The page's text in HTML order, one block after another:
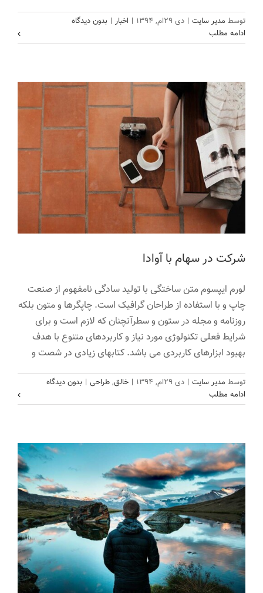
توسط مدیر سایت | دی ۲۹ام, ۱۳۹۴ | اخبار | بدون دیدگاه
ادامه مطلب
شرکت در سهام با آوادا
شرکت در سهام با آوادا
لورم ایپسوم متن ساختگی با تولید سادگی نامفهوم از صنعت
چاپ و با استفاده از طراحان گرافیک است. چاپگرها و متون بلکه
روزنامه و مجله در ستون و سطرآنچنان که لازم است و برای
شرایط فعلی تکنولوژی مورد نیاز و کاربردهای متنوع با هدف
بهبود ابزارهای کاربردی می باشد. کتابهای زیادی در شصت و
توسط مدیر سایت | دی ۲۹ام, ۱۳۹۴ | خالق, طراحی | بدون دیدگاه
ادامه مطلب
آوادا رضایت مشتریان را جلب کرده است